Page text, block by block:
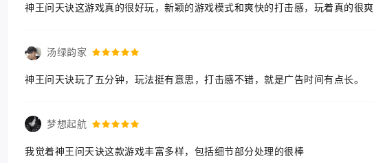
神王问天诀这游戏真的很好玩，新颖的游戏模式和爽快的打击感，玩着真的很爽
汤绿韵家
神王问天诀玩了五分钟，玩法挺有意思，打击感不错，就是广告时间有点长。
梦想起航
我觉着神王问天诀这款游戏丰富多样，包括细节部分处理的很棒